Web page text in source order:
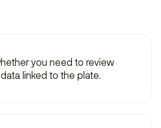
you need to review
linked to the plate.